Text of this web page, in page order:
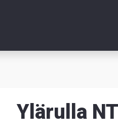
Tili Sulje
Tuotevalitsin
Ylärulla